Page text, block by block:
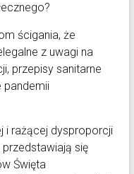
ścigania, że
z uwagi na
przepisy sanitarne
pandemii
i rażącej dysproporcji
się
Święta